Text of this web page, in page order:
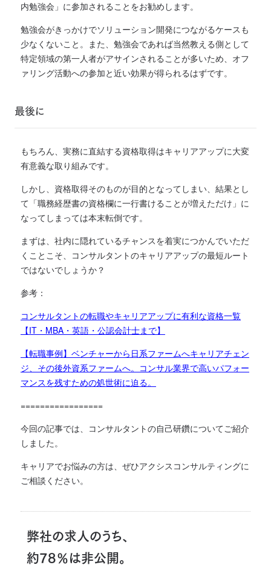
内勉強会」に参加されることをお勧めします。
勉強会がきっかけでソリューション開発につながるケースも
少なくないこと。また、勉強会であれば当然教える側として
特定領域の第一人者がアサインされることが多いため、オフ
ァリング活動への参加と近い効果が得られるはずです。
最後に
もちろん、実務に直結する資格取得はキャリアアップに大変
有意義な取り組みです。
しかし、資格取得そのものが目的となってしまい、結果とし
て「職務経歴書の資格欄に一行書けることが増えただけ」に
なってしまっては本末転倒です。
まずは、社内に隠れているチャンスを着実につかんでいただ
くことこそ、コンサルタントのキャリアアップの最短ルート
ではないでしょうか？
参考：
コンサルタントの転職やキャリアアップに有利な資格一覧
【IT・MBA・英語・公認会計士まで】
【転職事例】ベンチャーから日系ファームへキャリアチェン
ジ、その後外資系ファームへ。コンサル業界で高いパフォー
マンスを残すための処世術に迫る。
=================
今回の記事では、コンサルタントの自己研鑽についてご紹介
しました。
キャリアでお悩みの方は、ぜひアクシスコンサルティングに
ご相談ください。
弊社の求人のうち、
約78％は非公開。